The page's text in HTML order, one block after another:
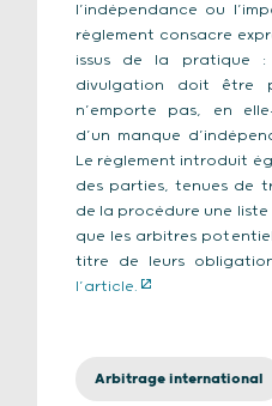
l’indépendance ou
règlement consacre
issus de la pratique
divulgation doit être
n’emporte pas, en
d’un manque
Le règlement introduit
des parties, tenues de
de la procédure une
que les arbitres
titre de leurs
l’article.
Arbitrage international